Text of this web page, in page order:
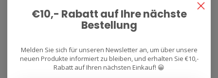
Aprilia SCARABEO 400
Light (2006–2011)
Aprilia SCARABEO 500
(2003–2006)
€10,- Rabatt auf Ihre nächste
Bestellung
Melden Sie sich für unseren Newsletter an, um über unsere
neuen Produkte informiert zu bleiben, und erhalten Sie €10,-
Rabatt auf Ihren nächsten Einkauf! 😀